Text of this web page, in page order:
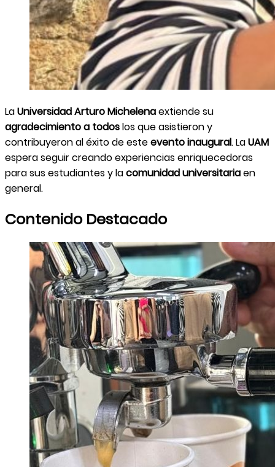
LaUniversidadArturo Michelenaextiende su
agradecimiento a todoslos que asistieron y
contribuyeron al éxito de esteevento inaugural. LaUAM
espera seguir creando experiencias enriquecedoras
para sus estudiantes y lacomunidad universitariaen
general.
Contenido Destacado